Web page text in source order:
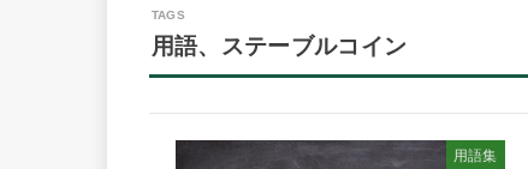
用語、ステーブルコイン
用語集